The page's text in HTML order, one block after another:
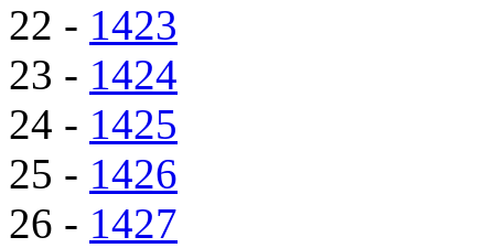
22 - 1423
23 - 1424
24 - 1425
25 - 1426
26 - 1427